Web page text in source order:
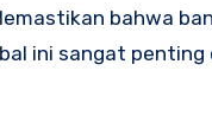
bahwa
ini sangat